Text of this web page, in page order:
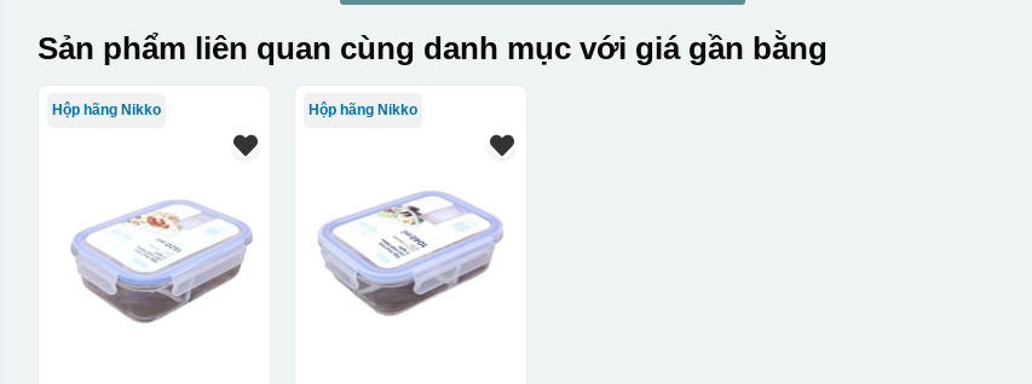
Sản phẩm liên quan cùng danh mục với giá gần bằng
Hộp hãng Nikko Hộp hãng Nikko